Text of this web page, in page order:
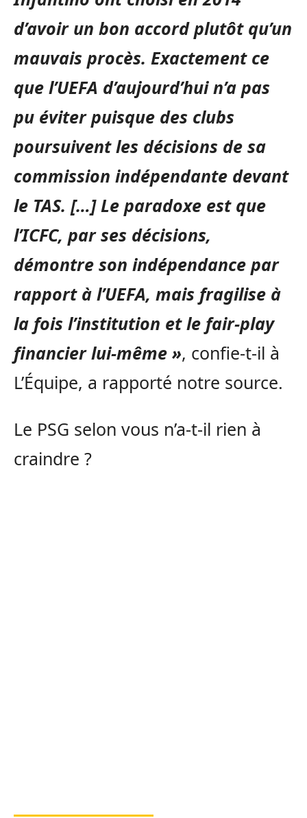
d’avoir un bon accord plutôt qu’un
mauvais procès. Exactement ce
que l’UEFA d’aujourd’hui n’a pas
pu éviter puisque des clubs
poursuivent les décisions de sa
commission indépendante devant
le TAS. […] Le paradoxe est que
l’ICFC, par ses décisions,
démontre son indépendance par
rapport à l’UEFA, mais fragilise à
la fois l’institution et le fair-play
financier lui-même », confie-t-il à
L’Équipe, a rapporté notre source.
Le PSG selon vous n’a-t-il rien à
craindre ?